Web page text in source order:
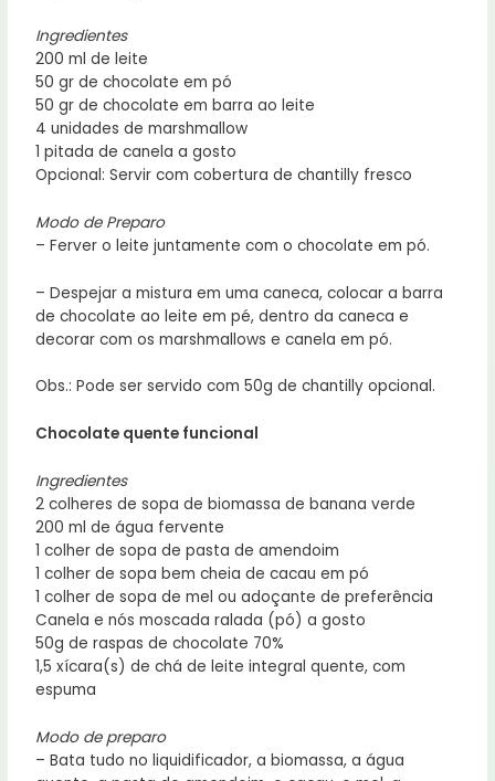
Ingredientes
200 ml de leite
50 gr de chocolate em pó
50 gr de chocolate em barra ao leite
4 unidades de marshmallow
1 pitada de canela a gosto
Opcional: Servir com cobertura de chantilly fresco
Modo de Preparo
– Ferver o leite juntamente com o chocolate em pó.
– Despejar a mistura em uma caneca, colocar a barra
de chocolate ao leite em pé, dentro da caneca e
decorar com os marshmallows e canela em pó.
Obs.: Pode ser servido com 50g de chantilly opcional.
Chocolate quente funcional
Ingredientes
2 colheres de sopa de biomassa de banana verde
200 ml de água fervente
1 colher de sopa de pasta de amendoim
1 colher de sopa bem cheia de cacau em pó
1 colher de sopa de mel ou adoçante de preferência
Canela e nós moscada ralada (pó) a gosto
50g de raspas de chocolate 70%
1,5 xícara(s) de chá de leite integral quente, com
espuma
Modo de preparo
– Bata tudo no liquidificador, a biomassa, a água